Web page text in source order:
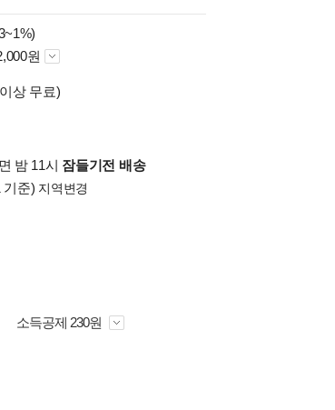
원
상 무료)
밤 11시 잠들기전 배송
기준) 지역변경
소득공제 230원